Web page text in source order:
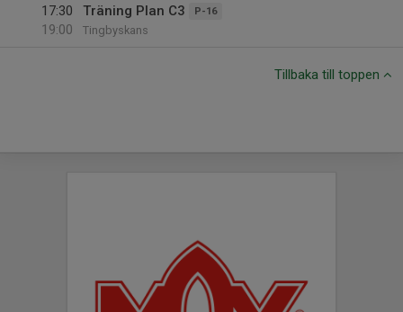
17:30
19:00
Träning Plan C3 P-16
Tingbyskans
Tillbaka till toppen